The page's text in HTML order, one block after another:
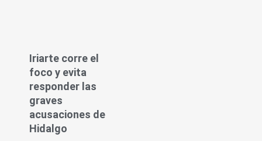
Iriarte corre el
foco y evita
responder las
graves
acusaciones de
Hidalgo